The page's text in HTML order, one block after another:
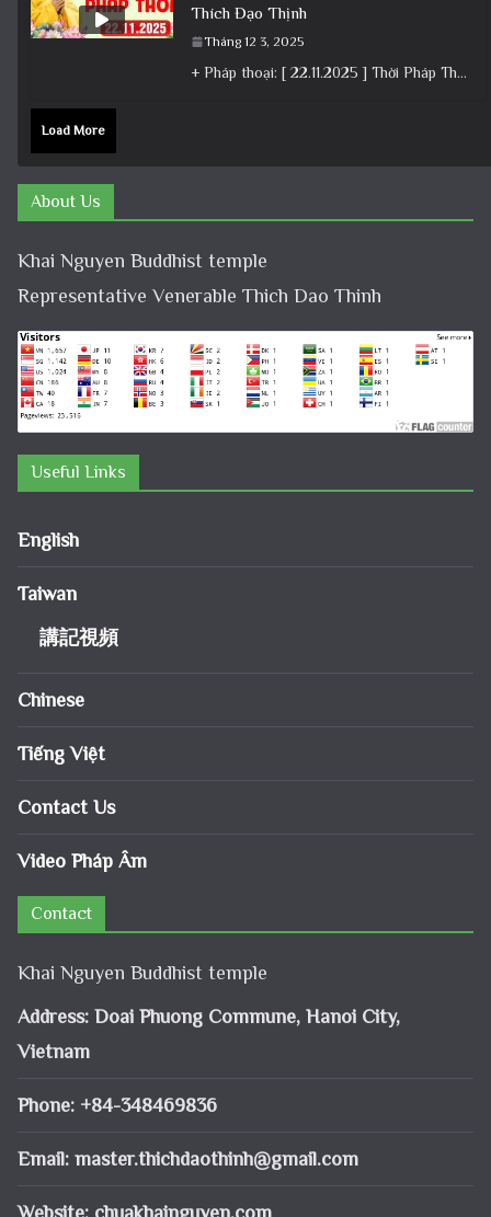
Thích Đạo Thịnh
Tháng 12 3, 2025
+ Pháp thoại: [ 22.11.2025 ] Thời Pháp Thoại – Khóa Chuyên Tu Chùa Khai Nguyên │ Thầy Thích Đạo
Load More
About Us
Khai Nguyen Buddhist temple
Representative Venerable Thich Dao Thinh
Useful Links
English
Taiwan
講記視頻
Chinese
Tiếng Việt
Contact Us
Video Pháp Âm
Contact
Khai Nguyen Buddhist temple
Address: Doai Phuong Commune, Hanoi City,
Vietnam
Phone: +84-348469836
Email: master.thichdaothinh@gmail.com
Website: chuakhainguyen.com